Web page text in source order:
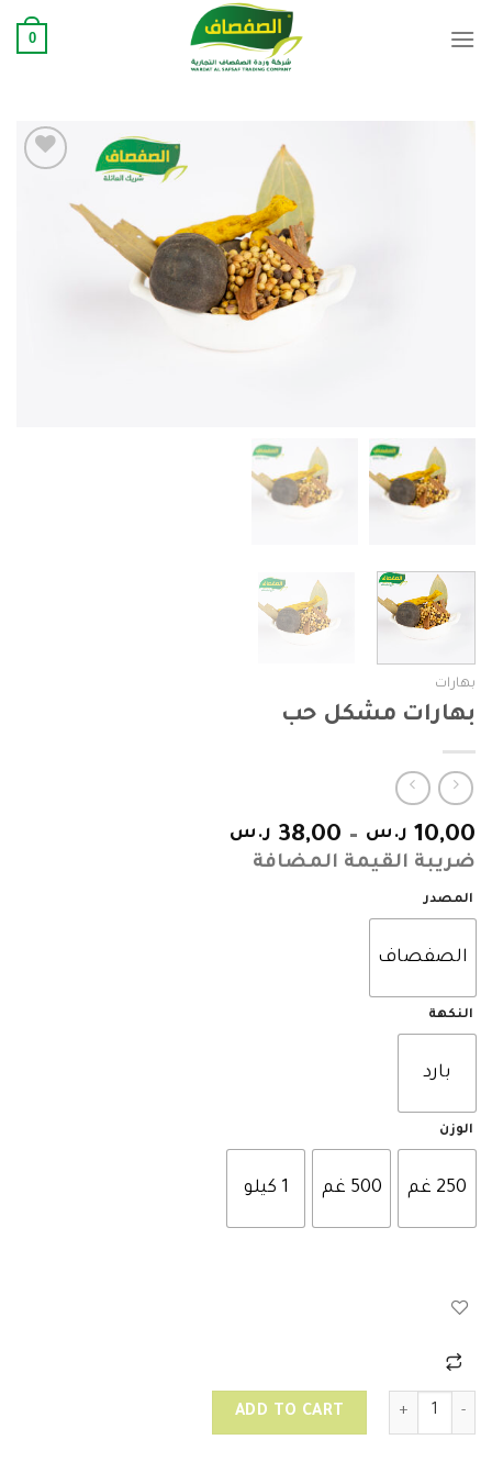
0
بهارات
بهارات مشكل حب
10,00 ر.س –
38,00 ر.س
ضريبة القيمة المضافة
المصدر
الصفصاف
النكهة
بارد
الوزن
250 غم 500 غم 1 كيلو
بهارات مشكل حب quantity
ADD TO CART